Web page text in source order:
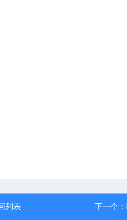
列表 下一个：